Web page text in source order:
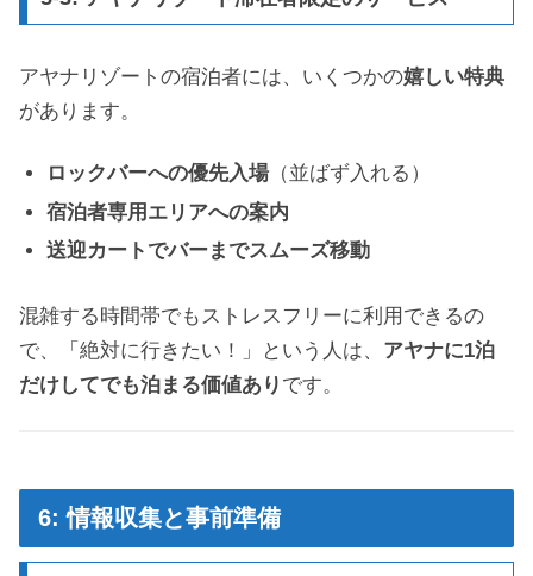
アヤナリゾートの宿泊者には、いくつかの嬉しい特典
があります。
ロックバーへの優先入場 （並ばず入れる）
宿泊者専用エリアへの案内
送迎カートでバーまでスムーズ移動
混雑する時間帯でもストレスフリーに利用できるの
で、「絶対に行きたい！」という人は、 アヤナに1泊
だけしてでも泊まる価値あり です。
6: 情報収集と事前準備